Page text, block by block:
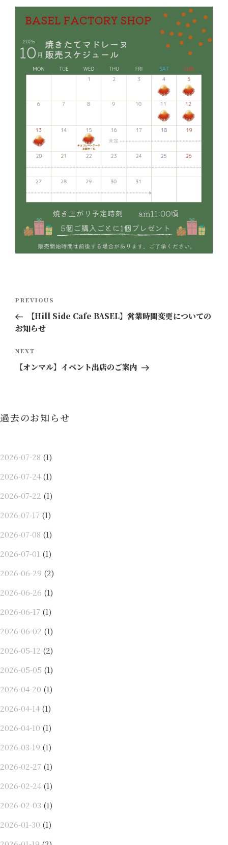
ナ
ビ
ゲ
ー
Previous
Post
PREVIOUS
【Hill Side Cafe BASEL】営業時間変更についての
お知らせ
Next
Post
NEXT
【オンマル】イベント出店のご案内
過去のお知らせ
2026-07-28 (1)
2026-07-24 (1)
2026-07-22 (1)
2026-07-17 (1)
2026-07-08 (1)
2026-07-01 (1)
2026-06-29 (2)
2026-06-26 (1)
2026-06-17 (1)
2026-06-02 (1)
2026-05-12 (2)
2026-05-05 (1)
2026-04-20 (1)
2026-04-14 (1)
2026-04-10 (1)
2026-03-19 (1)
2026-02-27 (1)
2026-02-24 (1)
2026-02-03 (1)
2026-01-30 (1)